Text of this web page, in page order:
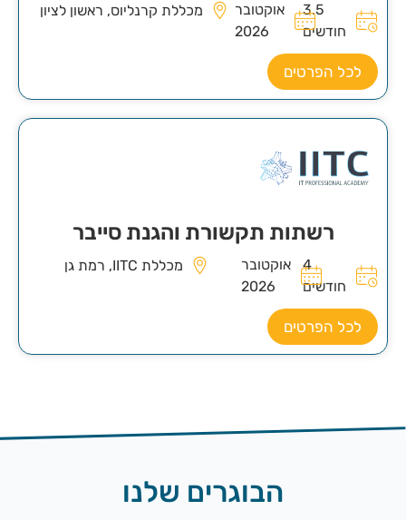
3.5
חודשים
אוקטובר
2026
מכללת קרנליוס, ראשון לציון
לכל הפרטים
רשתות תקשורת והגנת סייבר
4
חודשים
אוקטובר
2026
מכללת IITC, רמת גן
לכל הפרטים
הבוגרים שלנו